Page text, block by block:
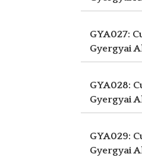
GYA027:
Gyergyai
GYA028:
Gyergyai
GYA029:
Gyergyai